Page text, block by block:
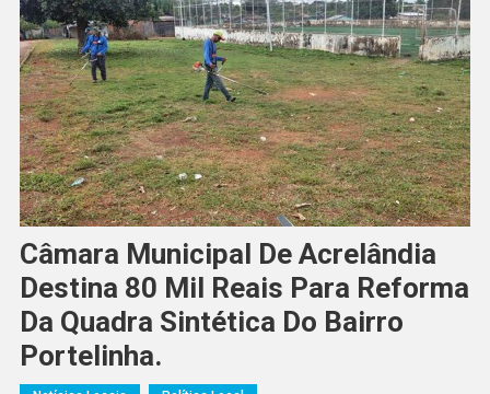
Câmara Municipal De Acrelândia
Destina 80 Mil Reais Para Reforma
Da Quadra Sintética Do Bairro
Portelinha.